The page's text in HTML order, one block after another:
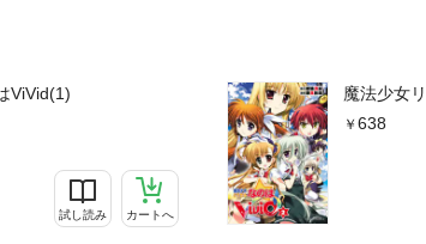
ViVid(1)
試し読み カートへ
魔法少女
638